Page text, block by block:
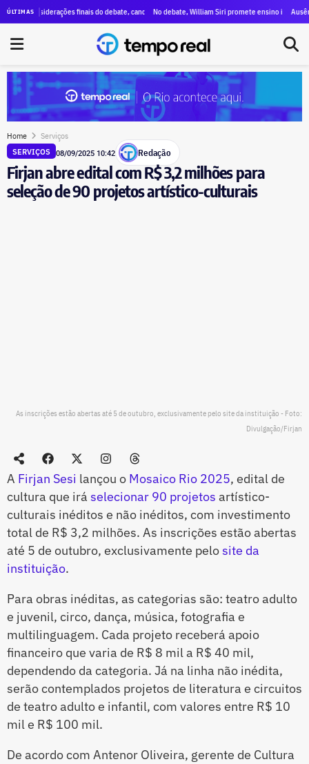
ÚLTIMASa Paes, menções a Bacellar e propostas para segurança e educação
finais do debate, candidatos destacam propostas, citam mudanças e voltam a
No debate, William Siri promete ensino integral nas escolas
Ausência de
Home Serviços
SERVIÇOS 08/09/2025 10:42 Redação
Firjan abre edital com R$ 3,2 milhões para
seleção de 90 projetos artístico-culturais
As inscrições estão abertas até 5 de outubro, exclusivamente pelo site da instituição - Foto:
Divulgação/Firjan
A Firjan Sesi lançou o Mosaico Rio 2025, edital de
cultura que irá selecionar 90 projetos artístico-
culturais inéditos e não inéditos, com investimento
total de R$ 3,2 milhões. As inscrições estão abertas
até 5 de outubro, exclusivamente pelosite da
instituição.
Para obras inéditas, as categorias são: teatro adulto
e juvenil, circo, dança, música, fotografia e
multilinguagem. Cada projeto receberá apoio
financeiro que varia de R$ 8 mil a R$ 40 mil,
dependendo da categoria. Já na linha não inédita,
serão contemplados projetos de literatura e circuitos
de teatro adulto e infantil, com valores entre R$ 10
mil e R$ 100 mil.
De acordo com Antenor Oliveira, gerente de Cultura